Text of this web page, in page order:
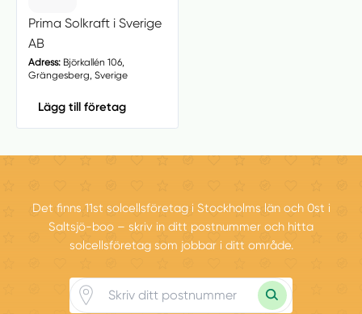
Prima Solkraft i Sverige
AB
Adress:Björkallén 106,
Grängesberg, Sverige
Lägg till företag
Det finns 11st solcellsföretag i Stockholms län och 0st i
Saltsjö-boo – skriv in ditt postnummer och hitta
solcellsföretag som jobbar i ditt område.